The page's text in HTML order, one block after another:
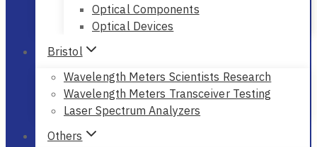
Optical Components
Optical Devices
Bristol
Wavelength Meters Scientists Research
Wavelength Meters Transceiver Testing
Laser Spectrum Analyzers
Others